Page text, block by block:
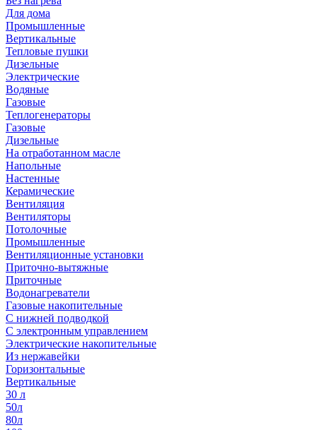
Для дома
Промышленные
Вертикальные
Тепловые пушки
Дизельные
Электрические
Водяные
Газовые
Теплогенераторы
Газовые
Дизельные
На отработанном масле
Напольные
Настенные
Керамические
Вентиляция
Вентиляторы
Потолочные
Промышленные
Вентиляционные установки
Приточно-вытяжные
Приточные
Водонагреватели
Газовые накопительные
С нижней подводкой
С электронным управлением
Электрические накопительные
Из нержавейки
Горизонтальные
Вертикальные
30 л
50л
80л